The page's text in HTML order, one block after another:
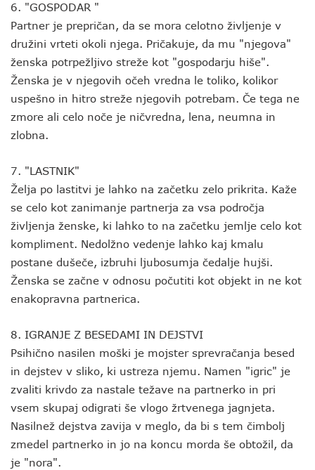
6. "GOSPODAR "
Partner je prepričan, da se mora celotno življenje v
družini vrteti okoli njega. Pričakuje, da mu "njegova"
ženska potrpežljivo streže kot "gospodarju hiše".
Ženska je v njegovih očeh vredna le toliko, kolikor
uspešno in hitro streže njegovih potrebam. Če tega ne
zmore ali celo noče je ničvredna, lena, neumna in
zlobna.
7. "LASTNIK"
Želja po lastitvi je lahko na začetku zelo prikrita. Kaže
se celo kot zanimanje partnerja za vsa področja
življenja ženske, ki lahko to na začetku jemlje celo kot
kompliment. Nedolžno vedenje lahko kaj kmalu
postane dušeče, izbruhi ljubosumja čedalje hujši.
Ženska se začne v odnosu počutiti kot objekt in ne kot
enakopravna partnerica.
8. IGRANJE Z BESEDAMI IN DEJSTVI
Psihično nasilen moški je mojster sprevračanja besed
in dejstev v sliko, ki ustreza njemu. Namen "igric" je
zvaliti krivdo za nastale težave na partnerko in pri
vsem skupaj odigrati še vlogo žrtvenega jagnjeta.
Nasilnež dejstva zavija v meglo, da bi s tem čimbolj
zmedel partnerko in jo na koncu morda še obtožil, da
je "nora".